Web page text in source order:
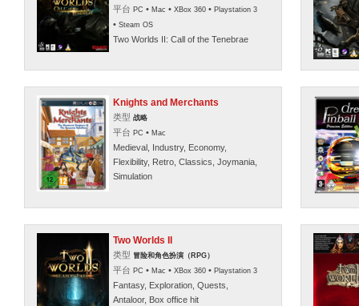
平台 PC • Mac • XBox 360 • Playstation 3
• Steam OS
Two Worlds II: Call of the Tenebrae
Knights and Merchants
类型 战略
平台 PC • Mac
Medieval, Industry, Economy,
Flexibility, Retro, Classics, Joymania,
Simulation
Two Worlds II
类型 冒险和角色扮演（RPG）
平台 PC • Mac • XBox 360 • Playstation 3
Fantasy, Exploration, Quests,
Antaloor, Box office hit